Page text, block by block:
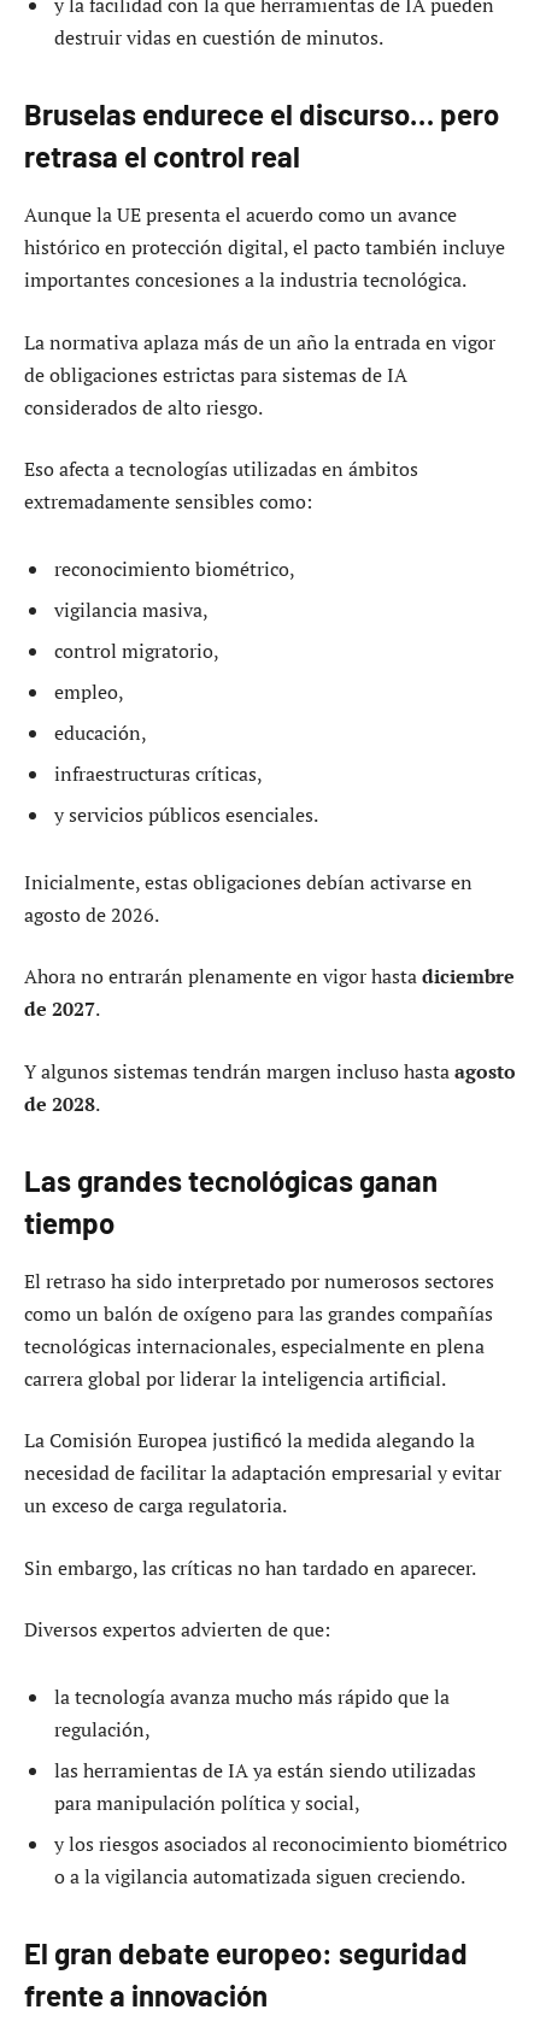
destruir vidas en cuestión de minutos.
Bruselas endurece el discurso… pero
retrasa el control real
Aunque la UE presenta el acuerdo como un avance
histórico en protección digital, el pacto también incluye
importantes concesiones a la industria tecnológica.
La normativa aplaza más de un año la entrada en vigor
de obligaciones estrictas para sistemas de IA
considerados de alto riesgo.
Eso afecta a tecnologías utilizadas en ámbitos
extremadamente sensibles como:
reconocimiento biométrico,
vigilancia masiva,
control migratorio,
empleo,
educación,
infraestructuras críticas,
y servicios públicos esenciales.
Inicialmente, estas obligaciones debían activarse en
agosto de 2026.
Ahora no entrarán plenamente en vigor hastadiciembre
de 2027.
Y algunos sistemas tendrán margen incluso hastaagosto
de 2028.
Las grandes tecnológicas ganan
tiempo
El retraso ha sido interpretado por numerosos sectores
como un balón de oxígeno para las grandes compañías
tecnológicas internacionales, especialmente en plena
carrera global por liderar la inteligencia artificial.
La Comisión Europea justificó la medida alegando la
necesidad de facilitar la adaptación empresarial y evitar
un exceso de carga regulatoria.
Sin embargo, las críticas no han tardado en aparecer.
Diversos expertos advierten de que:
la tecnología avanza mucho más rápido que la
regulación,
las herramientas de IA ya están siendo utilizadas
para manipulación política y social,
y los riesgos asociados al reconocimiento biométrico
o a la vigilancia automatizada siguen creciendo.
El gran debate europeo: seguridad
frente a innovación